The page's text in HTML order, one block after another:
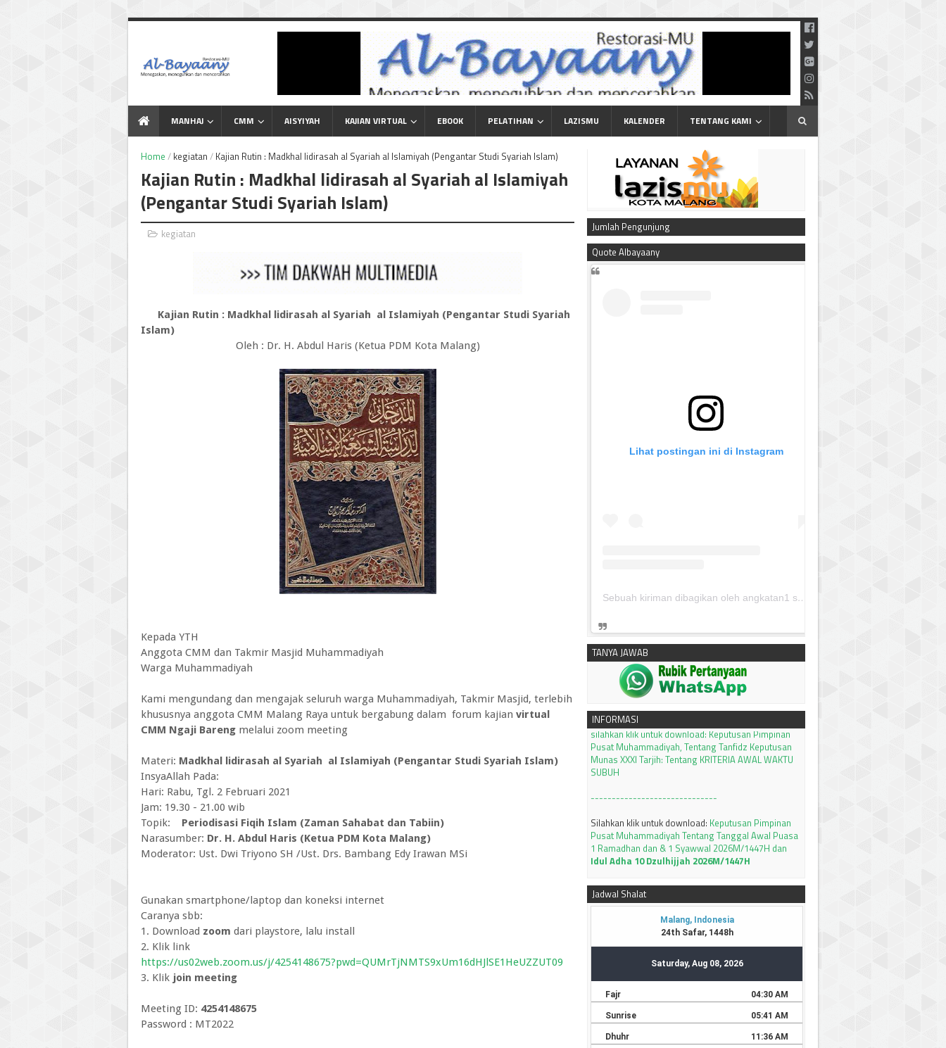
dan Mencerahkan
MANHAJ CMM AISYIYAH KAJIAN VIRTUAL EBOOK PELATIHAN LAZISMU KALENDER TENTANG KAMI
Home / kegiatan / Kajian Rutin : Madkhal lidirasah al Syariah al Islamiyah (Pengantar Studi Syariah Islam)
Kajian Rutin : Madkhal lidirasah al Syariah al Islamiyah
(Pengantar Studi Syariah Islam)
kegiatan
Kajian Rutin : Madkhal lidirasah al Syariah al Islamiyah (Pengantar Studi Syariah
Islam)
Oleh : Dr. H. Abdul Haris (Ketua PDM Kota Malang)
Kepada YTH
Anggota CMM dan Takmir Masjid Muhammadiyah
Warga Muhammadiyah
Kami mengundang dan mengajak seluruh warga Muhammadiyah, Takmir Masjid, terlebih
khususnya anggota CMM Malang Raya untuk bergabung dalam forum kajian virtual
CMM Ngaji Bareng melalui zoom meeting
Materi: Madkhal lidirasah al Syariah al Islamiyah (Pengantar Studi Syariah Islam)
InsyaAllah Pada:
Hari: Rabu, Tgl. 2 Februari 2021
Jam: 19.30 - 21.00 wib
Topik:
Periodisasi Fiqih Islam (Zaman Sahabat dan Tabiin)
Narasumber: Dr. H. Abdul Haris (Ketua PDM Kota Malang)
Moderator: Ust. Dwi Triyono SH /Ust. Drs. Bambang Edy Irawan MSi
Gunakan smartphone/laptop dan koneksi internet
Caranya sbb:
1. Download zoom dari playstore, lalu install
2. Klik link
https://us02web.zoom.us/j/4254148675?pwd=QUMrTjNMTS9xUm16dHJlSE1HeUZZUT09
3. Klik join meeting
Meeting ID: 4254148675
Password : MT2022
Jumlah Pengunjung
Quote Albayaany
Lihat postingan ini di Instagram
Sebuah kiriman dibagikan oleh angkatan1 skmm 2020 (@albayaanyinfo)
TANYA JAWAB
INFORMASI
silahkan klik untuk download:Keputusan Pimpinan
Pusat Muhammadiyah, Tentang Tanfidz Keputusan
Munas XXXI Tarjih: Tentang KRITERIA AWAL WAKTU
SUBUH
------------------------------
Silahkan klik untuk download:Keputusan Pimpinan
Pusat Muhammadiyah Tentang Tanggal Awal Puasa
1 Ramadhan dan & 1 Syawwal 2026M/1447H dan
Idul Adha 10 Dzulhijjah 2026M/1447H
Tutorial setting tambahan waktu subuh 8 menit
KLIK
JADWAL IMSAKIYAH BULAN RAMADHAN 1447 H /
2026 M JAWA TIMURSilahkan bisa didownload
Jadwal Shalat